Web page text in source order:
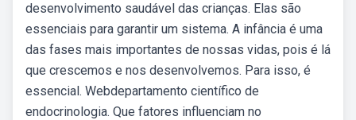
desenvolvimento saudável das crianças. Elas são
essenciais para garantir um sistema. A infância é uma
das fases mais importantes de nossas vidas, pois é lá
que crescemos e nos desenvolvemos. Para isso, é
essencial. Webdepartamento científico de
endocrinologia. Que fatores influenciam no